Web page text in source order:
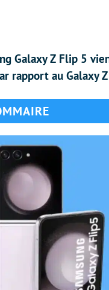
Galaxy Z Flip 5
rapport au Galaxy